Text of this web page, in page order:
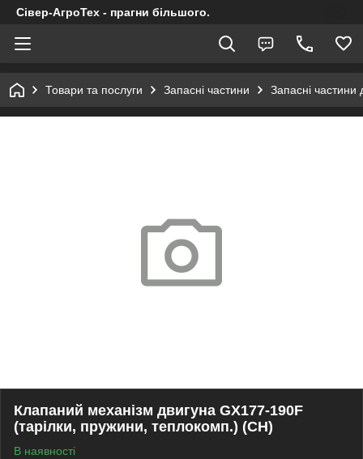
Сівер-АгроТех - прагни більшого.
Товари та послуги Запасні частини Запасні частини
Клапаний механізм двигуна GX177-190F
(тарілки, пружини, теплокомп.) (CH)
В наявності